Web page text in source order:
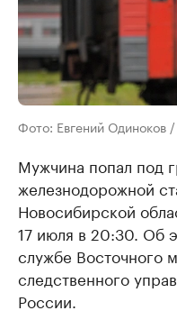
Фото: Евгений Одиноков
Мужчина попал под
железнодорожной
Новосибирской
17 июля в 20:30. Об
службе Восточного
следственного
России.